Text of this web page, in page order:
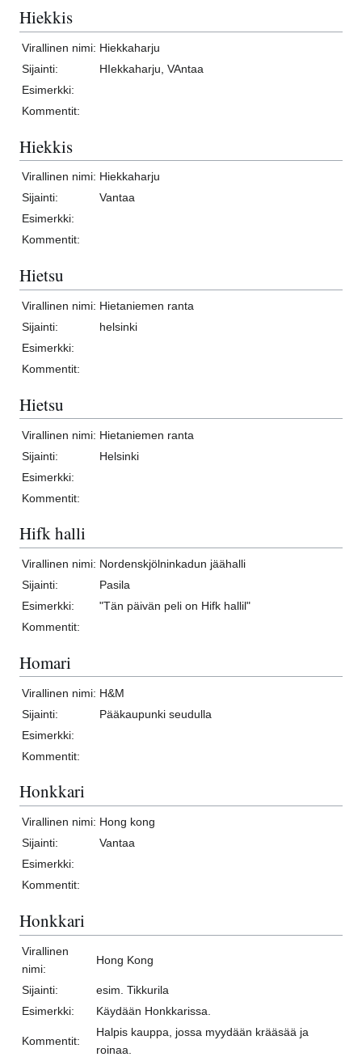
Hiekkis
Virallinen nimi: Hiekkaharju
Sijainti:
HIekkaharju, VAntaa
Esimerkki:
Kommentit:
Hiekkis
Virallinen nimi: Hiekkaharju
Sijainti:
Vantaa
Esimerkki:
Kommentit:
Hietsu
Virallinen nimi: Hietaniemen ranta
Sijainti:
helsinki
Esimerkki:
Kommentit:
Hietsu
Virallinen nimi: Hietaniemen ranta
Sijainti:
Helsinki
Esimerkki:
Kommentit:
Hifk halli
Virallinen nimi: Nordenskjölninkadun jäähalli
Sijainti:
Pasila
Esimerkki:
"Tän päivän peli on Hifk hallil"
Kommentit:
Homari
Virallinen nimi: H&M
Sijainti:
Pääkaupunki seudulla
Esimerkki:
Kommentit:
Honkkari
Virallinen nimi: Hong kong
Sijainti:
Vantaa
Esimerkki:
Kommentit:
Honkkari
Virallinen
nimi:
Hong Kong
Sijainti:
esim. Tikkurila
Esimerkki:
Käydään Honkkarissa.
Kommentit:
Halpis kauppa, jossa myydään krääsää ja
roinaa.